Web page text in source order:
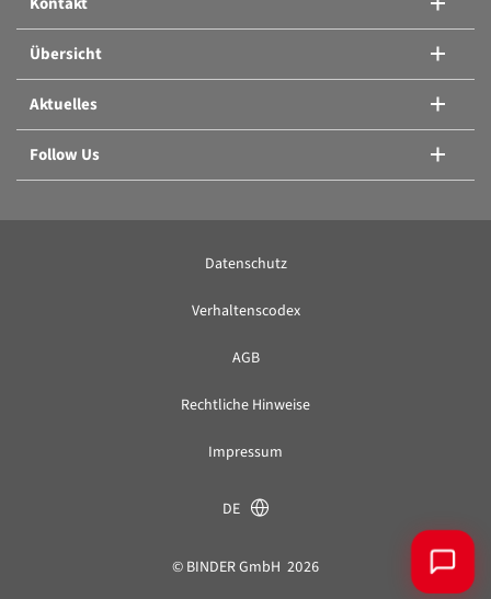
Übersicht
Aktuelles
Follow Us
© BINDER GmbH 2026
Datenschutz
Verhaltenscodex
AGB
Rechtliche Hinweise
Impressum
DE